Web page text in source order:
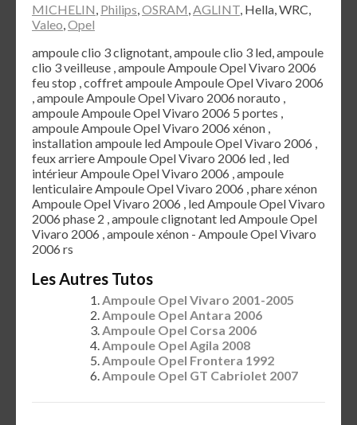
MICHELIN, Philips,OSRAM,AGLINT, Hella, WRC,
Valeo,Opel
ampoule clio 3 clignotant, ampoule clio 3 led, ampoule
clio 3 veilleuse , ampoule Ampoule Opel Vivaro 2006
feu stop , coffret ampoule Ampoule Opel Vivaro 2006
, ampoule Ampoule Opel Vivaro 2006 norauto ,
ampoule Ampoule Opel Vivaro 2006 5 portes ,
ampoule Ampoule Opel Vivaro 2006 xénon ,
installation ampoule led Ampoule Opel Vivaro 2006 ,
feux arriere Ampoule Opel Vivaro 2006 led , led
intérieur Ampoule Opel Vivaro 2006 , ampoule
lenticulaire Ampoule Opel Vivaro 2006 , phare xénon
Ampoule Opel Vivaro 2006 , led Ampoule Opel Vivaro
2006 phase 2 , ampoule clignotant led Ampoule Opel
Vivaro 2006 , ampoule xénon - Ampoule Opel Vivaro
2006 rs
Les Autres Tutos
Ampoule Opel Vivaro 2001-2005
Ampoule Opel Antara 2006
Ampoule Opel Corsa 2006
Ampoule Opel Agila 2008
Ampoule Opel Frontera 1992
Ampoule Opel GT Cabriolet 2007